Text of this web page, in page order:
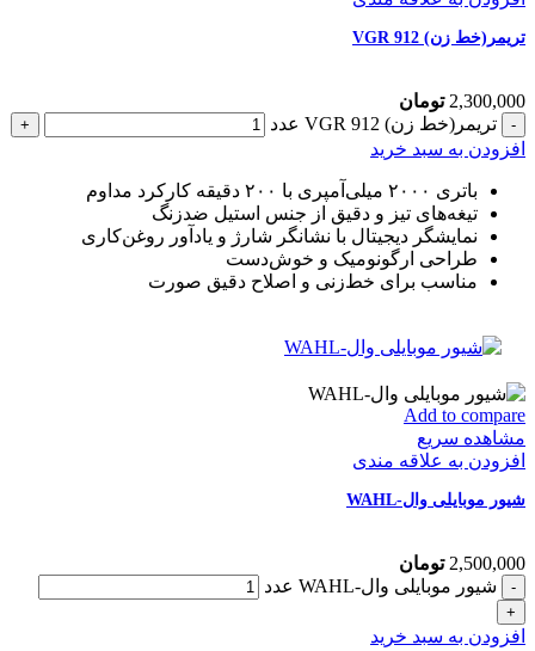
تریمر(خط زن) VGR 912
2,300,000 تومان
تریمر(خط زن) VGR 912 عدد
افزودن به سبد خرید
باتری ۲۰۰۰ میلی‌آمپری با ۲۰۰ دقیقه کارکرد مداوم
تیغه‌های تیز و دقیق از جنس استیل ضدزنگ
نمایشگر دیجیتال با نشانگر شارژ و یادآور روغن‌کاری
طراحی ارگونومیک و خوش‌دست
مناسب برای خط‌زنی و اصلاح دقیق صورت
Add to compare
مشاهده سریع
افزودن به علاقه مندی
شیور موبایلی وال-WAHL
2,500,000 تومان
شیور موبایلی وال-WAHL عدد
افزودن به سبد خرید